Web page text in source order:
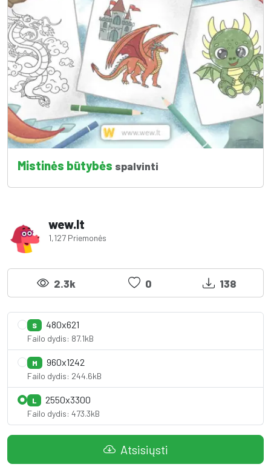
Mistinės būtybės spalvinti
wew.lt
1,127 Priemonės
2.3k 0 138
S 480x621
Failo dydis: 87.1kB
M 960x1242
Failo dydis: 244.6kB
L 2550x3300
Failo dydis: 473.3kB
Atsisiųsti